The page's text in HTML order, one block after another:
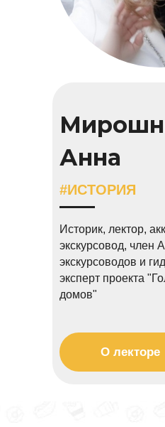
#ИСТОРИЯ
Анна
Историк, лектор,
экскурсовод, член
экскурсоводов и
эксперт проекта
домов"
О лекторе